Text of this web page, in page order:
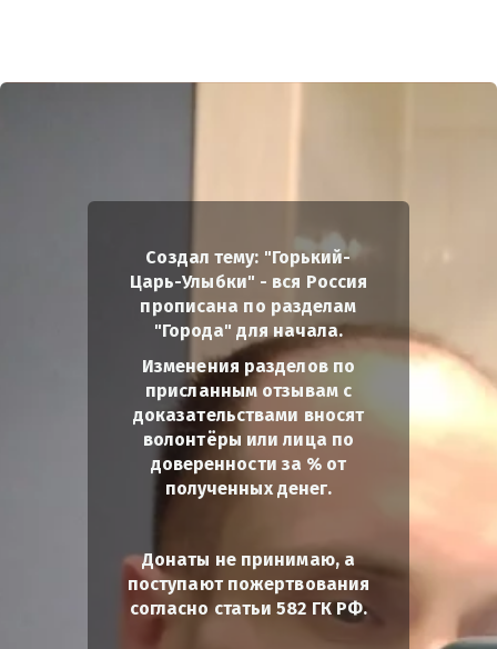
Создал тему: "Горький-
Царь-Улыбки" - вся Россия
прописана по разделам
"Города" для начала.
Изменения разделов по
присланным отзывам с
доказательствами вносят
волонтёры или лица по
доверенности за % от
полученных денег.
Донаты не принимаю, а
поступают пожертвования
согласно статьи 582 ГК РФ.